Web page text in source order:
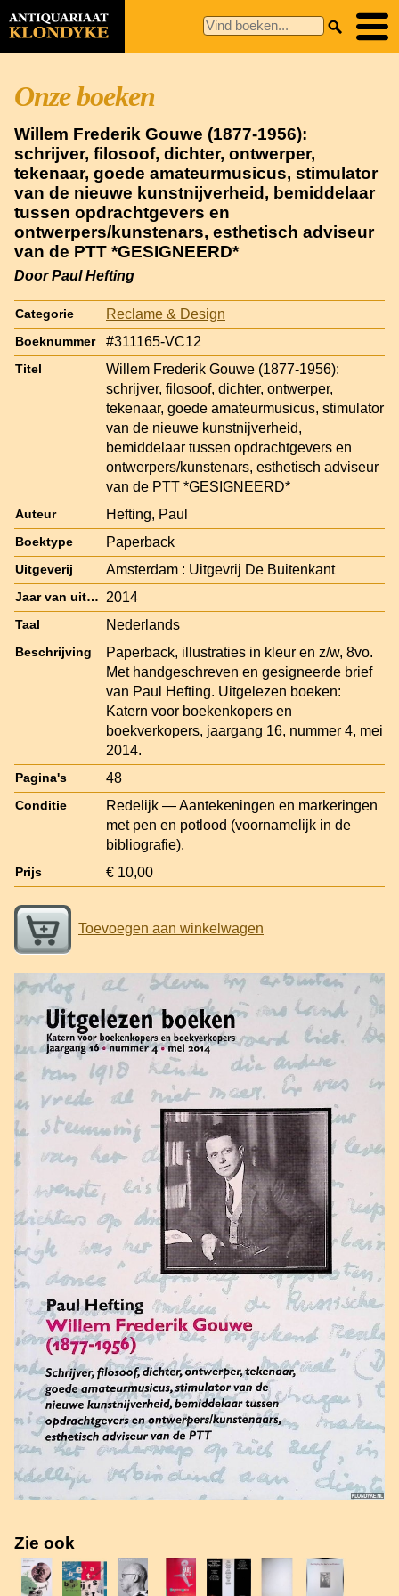
Onze boeken
Willem Frederik Gouwe (1877-1956):
schrijver, filosoof, dichter, ontwerper,
tekenaar, goede amateurmusicus, stimulator
van de nieuwe kunstnijverheid, bemiddelaar
tussen opdrachtgevers en
ontwerpers/kunstenars, esthetisch adviseur
van de PTT *GESIGNEERD*
Door Paul Hefting
Categorie Reclame & Design
Boeknummer #311165-VC12
Titel
Willem Frederik Gouwe (1877-1956):
schrijver, filosoof, dichter, ontwerper,
tekenaar, goede amateurmusicus, stimulator
van de nieuwe kunstnijverheid,
bemiddelaar tussen opdrachtgevers en
ontwerpers/kunstenars, esthetisch adviseur
van de PTT *GESIGNEERD*
Auteur Hefting, Paul
Boektype Paperback
Uitgeverij Amsterdam : Uitgevrij De Buitenkant
Jaar van uitgave 2014
Taal Nederlands
Beschrijving
Paperback, illustraties in kleur en z/w, 8vo.
Met handgeschreven en gesigneerde brief
van Paul Hefting. Uitgelezen boeken:
Katern voor boekenkopers en
boekverkopers, jaargang 16, nummer 4, mei
2014.
Pagina's 48
Conditie
Redelijk — Aantekeningen en markeringen
met pen en potlood (voornamelijk in de
bibliografie).
Prijs € 10,00
Toevoegen aan winkelwagen
Zie ook